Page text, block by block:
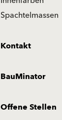
Spachtelmassen
Kontakt
BauMinator
Offene Stellen